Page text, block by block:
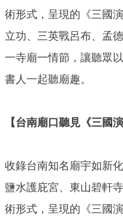
術形式，呈現的《三國
立功、三英戰呂布、孟
一寺廟一情節，讓聽眾
書人一起聽廟趣。
【台南廟口聽見《三國
收錄台南知名廟宇如新
鹽水護庇宮、東山碧軒
術形式，呈現的《三國